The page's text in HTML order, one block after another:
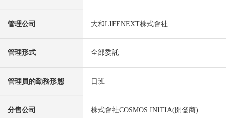
管理公司 大和LIFENEXT株式會社
管理形式 全部委託
管理員的勤務形態 日班
分售公司 株式會社COSMOS INITIA(開發商)